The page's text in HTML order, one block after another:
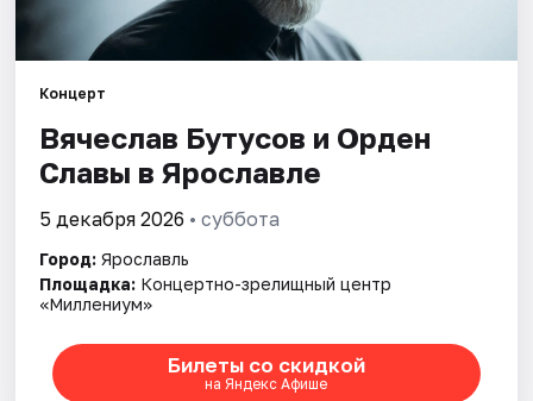
Площадки
Артисты
Концерт
Вячеслав Бутусов и Орден
Славы в Ярославле
5 декабря 2026 • суббота
Город: Ярославль
Площадка: Концертно-зрелищный центр
«Миллениум»
Билеты со скидкой
на Яндекс Афише